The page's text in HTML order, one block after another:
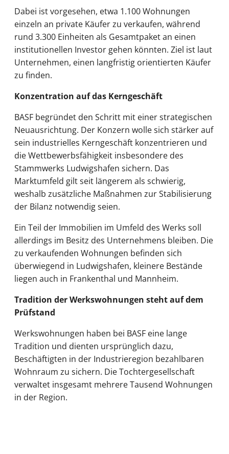
Dabei ist vorgesehen, etwa 1.100 Wohnungen
einzeln an private Käufer zu verkaufen, während
rund 3.300 Einheiten als Gesamtpaket an einen
institutionellen Investor gehen könnten. Ziel ist laut
Unternehmen, einen langfristig orientierten Käufer
zu finden.
Konzentration auf das Kerngeschäft
BASF begründet den Schritt mit einer strategischen
Neuausrichtung. Der Konzern wolle sich stärker auf
sein industrielles Kerngeschäft konzentrieren und
die Wettbewerbsfähigkeit insbesondere des
Stammwerks Ludwigshafen sichern. Das
Marktumfeld gilt seit längerem als schwierig,
weshalb zusätzliche Maßnahmen zur Stabilisierung
der Bilanz notwendig seien.
Ein Teil der Immobilien im Umfeld des Werks soll
allerdings im Besitz des Unternehmens bleiben. Die
zu verkaufenden Wohnungen befinden sich
überwiegend in Ludwigshafen, kleinere Bestände
liegen auch in Frankenthal und Mannheim.
Tradition der Werkswohnungen steht auf dem
Prüfstand
Werkswohnungen haben bei BASF eine lange
Tradition und dienten ursprünglich dazu,
Beschäftigten in der Industrieregion bezahlbaren
Wohnraum zu sichern. Die Tochtergesellschaft
verwaltet insgesamt mehrere Tausend Wohnungen
in der Region.